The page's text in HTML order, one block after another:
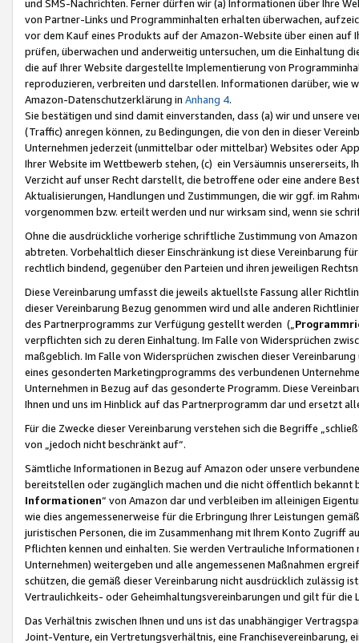
und SMS-Nachrichten. Ferner dürfen wir (a) Informationen über Ihre
von Partner-Links und Programminhalten erhalten überwachen,
vor dem Kauf eines Produkts auf der Amazon-Website über einen
prüfen, überwachen und anderweitig untersuchen, um die Einhaltung
die auf Ihrer Website dargestellte Implementierung von
reproduzieren, verbreiten und darstellen. Informationen darüber, wie
Amazon-Datenschutzerklärung in Anhang 4.
Sie bestätigen und sind damit einverstanden, dass (a) wir und
(Traffic) anregen können, zu Bedingungen, die von den in dieser
Unternehmen jederzeit (unmittelbar oder mittelbar) Websites oder
Ihrer Website im Wettbewerb stehen, (c) ein Versäumnis unsererseits,
Verzicht auf unser Recht darstellt, die betroffene oder eine andere
Aktualisierungen, Handlungen und Zustimmungen, die wir ggf. im
vorgenommen bzw. erteilt werden und nur wirksam sind, wenn sie
Ohne die ausdrückliche vorherige schriftliche Zustimmung von
abtreten. Vorbehaltlich dieser Einschränkung ist diese Vereinbarung
rechtlich bindend, gegenüber den Parteien und ihren jeweiligen
Diese Vereinbarung umfasst die jeweils aktuellste Fassung aller
dieser Vereinbarung Bezug genommen wird und alle anderen
des Partnerprogramms zur Verfügung gestellt werden („
verpflichten sich zu deren Einhaltung. Im Falle von Widersprüchen
maßgeblich. Im Falle von Widersprüchen zwischen dieser
eines gesonderten Marketingprogramms des verbundenen
Unternehmen in Bezug auf das gesonderte Programm. Diese
Ihnen und uns im Hinblick auf das Partnerprogramm dar und ersetzt
Für die Zwecke dieser Vereinbarung verstehen sich die Begriffe
von „jedoch nicht beschränkt auf“.
Sämtliche Informationen in Bezug auf Amazon oder unsere
bereitstellen oder zugänglich machen und die nicht öffentlich
Informationen“ von Amazon dar und verbleiben im alleinigen
wie dies angemessenerweise für die Erbringung Ihrer Leistungen
juristischen Personen, die im Zusammenhang mit Ihrem Konto
Pflichten kennen und einhalten. Sie werden Vertrauliche
Unternehmen) weitergeben und alle angemessenen Maßnahmen
schützen, die gemäß dieser Vereinbarung nicht ausdrücklich zulässig
Vertraulichkeits- oder Geheimhaltungsvereinbarungen und gilt für die
Das Verhältnis zwischen Ihnen und uns ist das unabhängiger
Joint-Venture, ein Vertretungsverhältnis, eine Franchisevereinbarung,